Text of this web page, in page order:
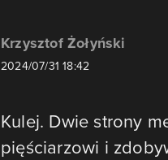
Krzysztof Żołyński
2024/07/31 18:42
Kulej. Dwie strony
pięściarzowi i